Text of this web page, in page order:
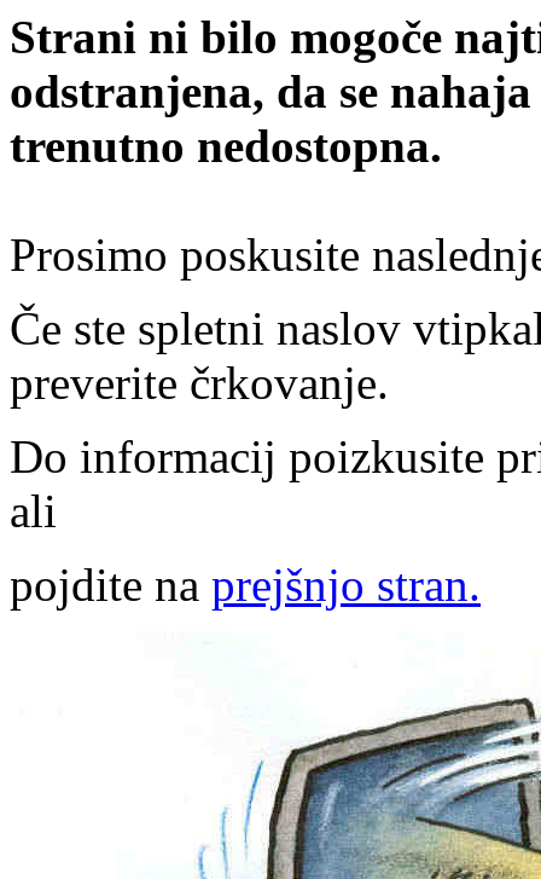
Strani ni bilo mogoče
odstranjena, da se
trenutno nedostopna.
Prosimo poskusite
Če ste spletni naslov
preverite črkovanje.
Do informacij poizkusite
ali
pojdite na prejšnjo stran.